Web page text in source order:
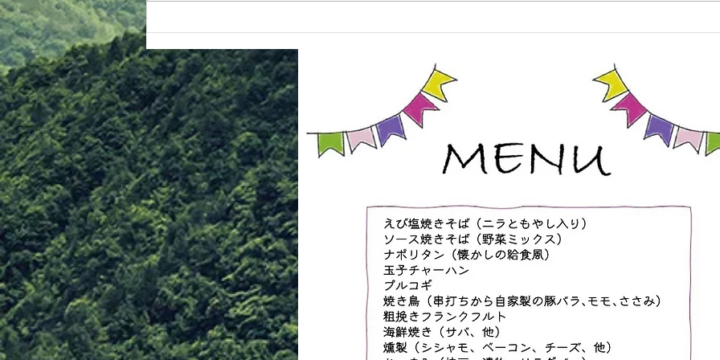
り見抜き 手刀抜き ③【関節技】
り腕立て背固め 入り身投げより
ねじ上げ固め 腕脇絞りより腕ひ
しぎ固め ④【脱出法紹介】 足攻
め どっこ抜き 親指攻め ⑤【ヌン
チャク体験】 ヌンチャク技法 簡
単スパーリン
なります。 ■10:00から10:50は通
様向けとなっており、お子様と気
持ちよく汗をかく内容になってい
ます ・体験大歓迎ですので、
・お子様が道場生の保護者の
方、ご兄弟の参加はもちろん大歓
迎です ・お子様が道
てね